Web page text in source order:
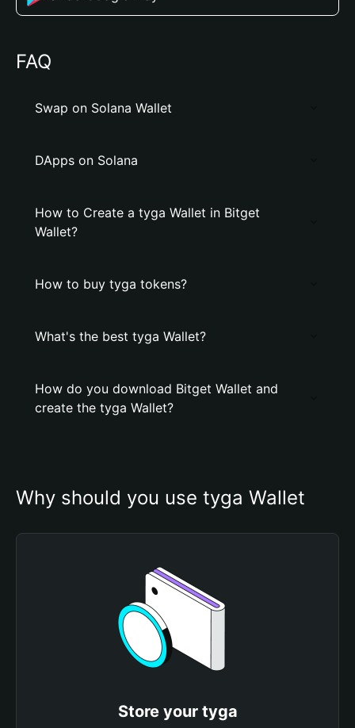
FAQ
Swap on Solana Wallet
DApps on Solana
How to Create a tyga Wallet in Bitget
Wallet?
How to buy tyga tokens?
What's the best tyga Wallet?
How do you download Bitget Wallet and
create the tyga Wallet?
Why should you use tyga Wallet
Store your tyga